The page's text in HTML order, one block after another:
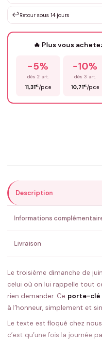
Votre texte / idée*
Prénom*
ENVOYER
💚 Retour sous 24-48h🇫🇷 Flocage
↩️Retour sous 14 jours
🔥 Plus vous
-5%
dès 2 art.
11,31€/pce
-10%
dès 3 art.
10,71€/pce
Description
Informations
Livraison
Le troisième dimanche de
celui où on lui rappelle tout
rien demander. Ce porte-clé
à l’honneur, simplement et
Le texte est floqué chez
c’est qu’une fois la journée